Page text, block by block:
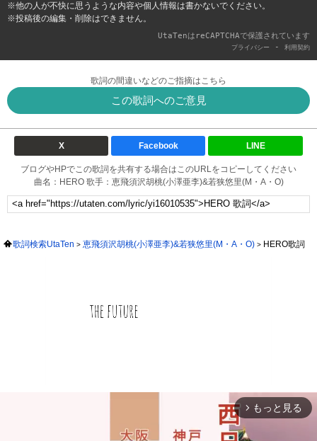
※他の人が不快に思うような内容や個人情報は書かないでください。
※投稿後の編集・削除はできません。
UtaTenはreCAPTCHAで保護されています
プライバシー - 利用契約
歌詞の間違いなどのご指摘はこちら
この歌詞へのご意見
X Facebook LINE
ブログやHPでこの歌詞を共有する場合はこのURLをコピーしてください
曲名：HERO 歌手：恵飛須沢胡桃(小澤亜李)&若狭悠里(M・A・O)
歌詞検索UtaTen 恵飛須沢胡桃(小澤亜李)&若狭悠里(M・A・O) HERO歌詞
arrow_forward_ios もっと見る